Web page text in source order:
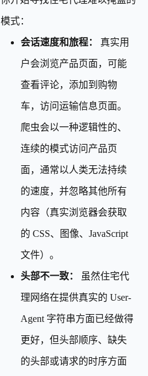
模式：
会话速度和旅程： 真实用
户会浏览产品页面，可能
查看评论，添加到购物
车，访问运输信息页面。
爬虫会以一种逻辑性的、
连续的模式访问产品页
面，通常以人类无法持续
的速度，并忽略其他所有
内容（真实浏览器会获取
的 CSS、图像、JavaScript
文件）。
头部不一致： 虽然住宅代
理网络在提供真实的 User-
Agent 字符串方面已经做得
更好，但头部顺序、缺失
的头部或请求的时序方面